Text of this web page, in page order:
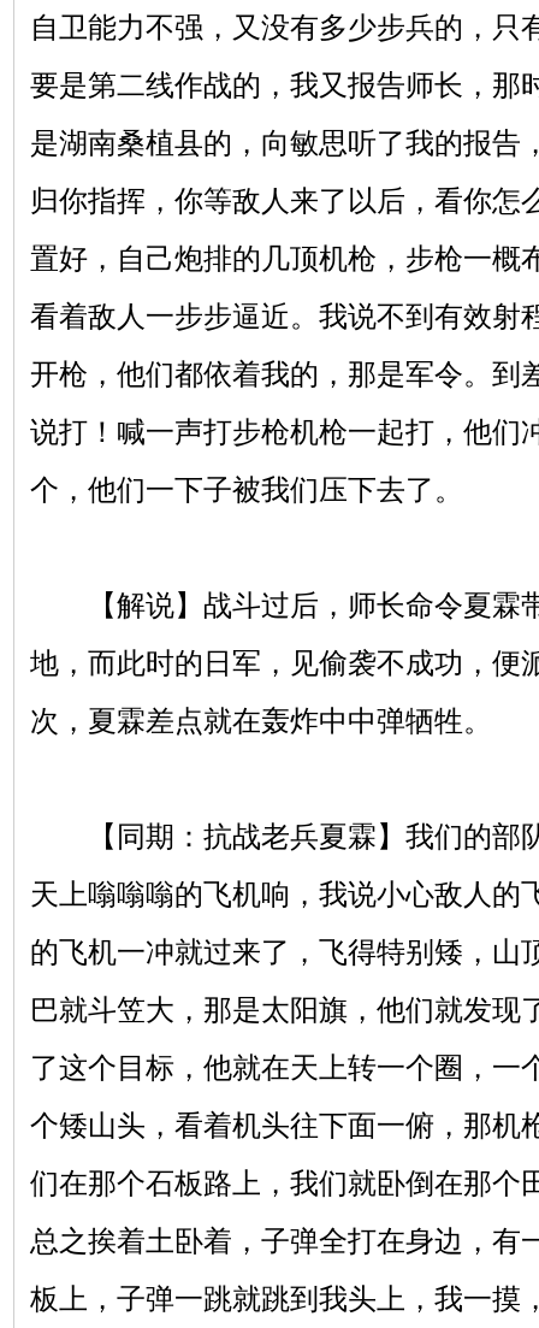
自卫能力不强，又没有多少步兵的，只
要是第二线作战的，我又报告师长，那
是湖南桑植县的，向敏思听了我的报告
归你指挥，你等敌人来了以后，看你怎
置好，自己炮排的几顶机枪，步枪一概
看着敌人一步步逼近。我说不到有效射
开枪，他们都依着我的，那是军令。到
说打！喊一声打步枪机枪一起打，他们
个，他们一下子被我们压下去了。
【解说】战斗过后，师长命令夏霖
地，而此时的日军，见偷袭不成功，便
次，夏霖差点就在轰炸中中弹牺牲。
【同期：抗战老兵夏霖】我们的部
天上嗡嗡嗡的飞机响，我说小心敌人的
的飞机一冲就过来了，飞得特别矮，山
巴就斗笠大，那是太阳旗，他们就发现
了这个目标，他就在天上转一个圈，一
个矮山头，看着机头往下面一俯，那机
们在那个石板路上，我们就卧倒在那个
总之挨着土卧着，子弹全打在身边，有
板上，子弹一跳就跳到我头上，我一摸